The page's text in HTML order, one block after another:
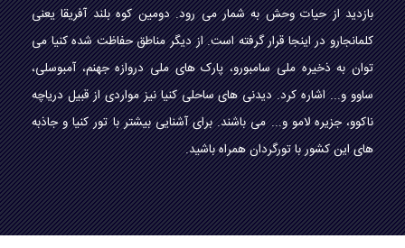
بازدید از حیات وحش به شمار می رود. دومین کوه بلند آفریقا یعنی
کلمانجارو در اینجا قرار گرفته است. از دیگر مناطق حفاظت شده کنیا می
توان به ذخیره ملی سامبورو، پارک های ملی دروازه جهنم، آمبوسلی،
ساوو و... اشاره کرد. دیدنی های ساحلی کنیا نیز مواردی از قبیل دریاچه
ناکوو، جزیره لامو و... می باشند. برای آشنایی بیشتر با تور کنیا و جاذبه
های این کشور با تورگردان همراه باشید.